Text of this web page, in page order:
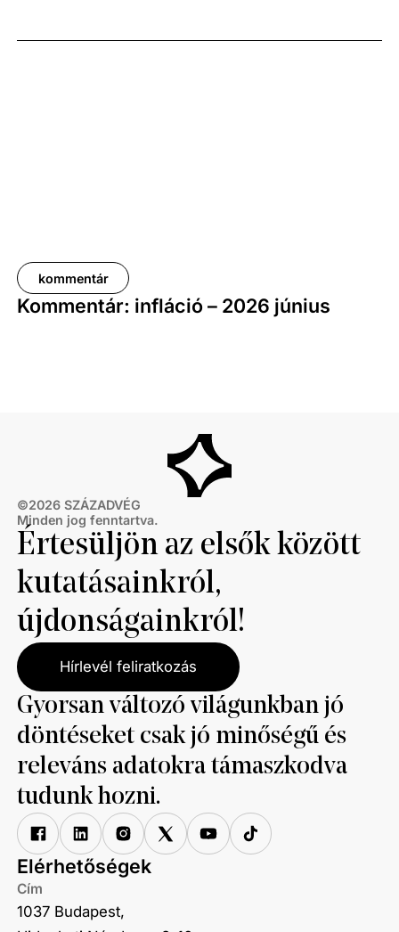
százalékot, a nettóé 11,0 százalékot tett ki, emellett
kommentár
Kommentár: infláció – 2026 június
©2026 SZÁZADVÉG
Minden jog fenntartva.
Értesüljön az elsők között
kutatásainkról,
újdonságainkról!
Hírlevél feliratkozás
Gyorsan változó világunkban jó
döntéseket csak jó minőségű és
releváns adatokra támaszkodva
tudunk hozni.
Elérhetőségek
Cím
1037 Budapest,